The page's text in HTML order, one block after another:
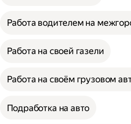
Работа водителем на
Работа на своей газели
Работа на своём грузовом
Подработка на авто